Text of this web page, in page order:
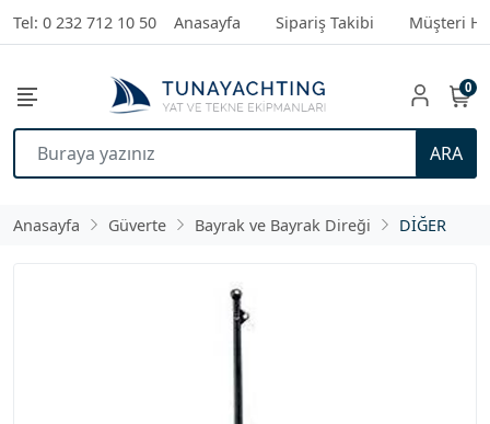
Tel: 0 232 712 10 50 Anasayfa Sipariş Takibi Müşteri
ARA
0
Anasayfa Güverte Bayrak ve Bayrak Direği DİĞER